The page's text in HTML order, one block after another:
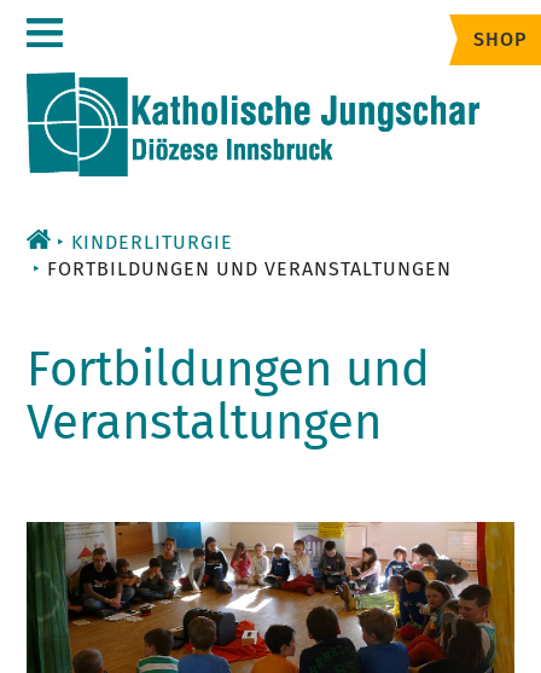
Zum
Inhalt
SHOP
KINDERLITURGIE
FORTBILDUNGEN UND VERANSTALTUNGEN
Fortbildungen und
Veranstaltungen